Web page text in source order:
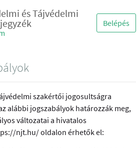
és Tájvédelmi
Belépés
szakértői jogosultságra
alábbi jogszabályok határozzák meg,
változatai a hivatalos
njt.hu/ oldalon érhetők el: